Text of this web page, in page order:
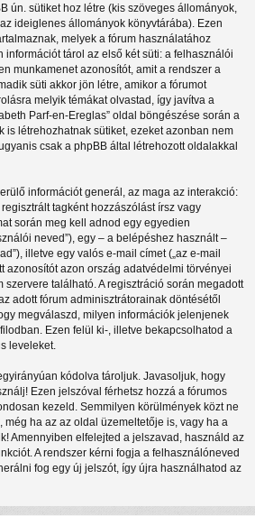
ún. sütiket hoz létre (kis szöveges állományok,
ideiglenes állományok könyvtárába). Ezen
melyek a fórum használatához
információt tárol az első két süti: a felhasználói
munkamenet azonosítót, amit a rendszer a
süti akkor jön létre, amikor a fórumot
melyik témákat olvastad, így javítva a
Parf-en-Ereglas” oldal böngészése során a
is létrehozhatnak sütiket, ezeket azonban nem
csak a phpBB által létrehozott oldalakkal
információt generál, az maga az interakció:
tagként hozzászólást írsz vagy
során meg kell adnod egy egyedien
neved”), egy – a belépéshez használt –
illetve egy valós e-mail címet („az e-mail
azonosítót azon ország adatvédelmi törvényei
szervere található. A regisztráció során megadott
adott fórum adminisztrátorainak döntésétől
megválaszd, milyen információk jelenjenek
Ezen felül ki-, illetve bekapcsolhatod a
leveleket.
kódolva tároljuk. Javasoljuk, hogy
Ezen jelszóval férhetsz hozzá a fórumos
kezeld. Semmilyen körülmények közt ne
ha az az oldal üzemeltetője is, vagy ha a
Amennyiben elfelejted a jelszavad, használd az
A rendszer kérni fogja a felhasználóneved
fog egy új jelszót, így újra használhatod az